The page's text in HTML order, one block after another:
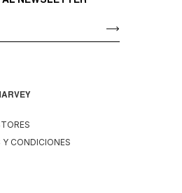
Y CONDICIONES